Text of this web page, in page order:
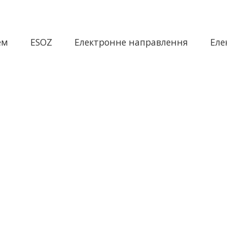
ESOZ Електронне направлення